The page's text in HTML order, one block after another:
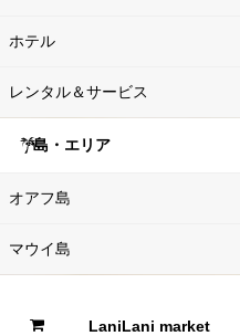
ホテル
レンタル＆サービス
島・エリア
オアフ島
マウイ島
LaniLani market